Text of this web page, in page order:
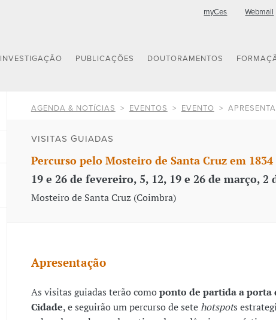
myCes Webmail
INVESTIGAÇÃO PUBLICAÇÕES DOUTORAMENTOS
AGENDA & NOTÍCIAS EVENTOS EVENTO
VISITAS GUIADAS
Percurso pelo Mosteiro de Santa Cruz em 1834
19 e 26 de fevereiro, 5, 12, 19 e 26 de março, 2
Mosteiro de Santa Cruz (Coimbra)
Apresentação
As visitas guiadas terão comoponto de partida a porta
Cidade, e seguirão um percurso de setehotspots